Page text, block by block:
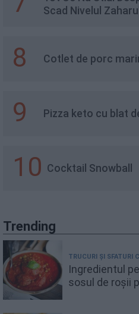
Scad Nivelul
8 Cotlet de porc
9 Pizza keto cu blat
10 Cocktail Snowball
Trending
TRUCURI ȘI SFATURI
Ingredientul
sosul de roșii